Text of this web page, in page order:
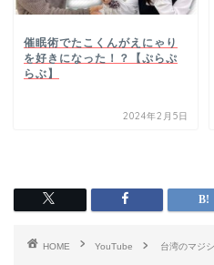
催眠術でたこくんがえにゃり
を好きになった！？【ぷらぷ
らぶ】
2024年2月5日
HOME YouTube 台湾のマジ